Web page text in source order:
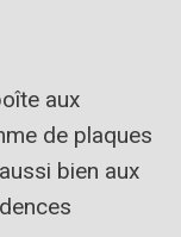
aux
de plaques
bien aux